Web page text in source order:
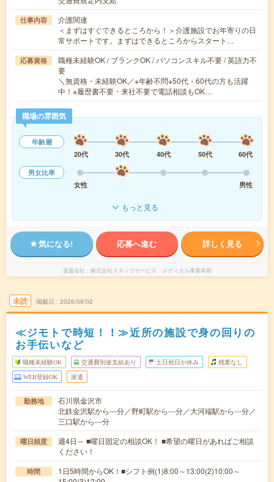
仕事内容
介護関連
＜まずはすぐできるところから！＞介護施設でお年寄りの日
常サポートです。まずはできるところからスタート…
応募資格
職種未経験OK / ブランクOK / パソコンスキル不要 / 英語力不
要
＼無資格・未経験OK／※年齢不問※50代・60代の方も活躍
中！※履歴書不要・来社不要で電話相談もOK…
職場の雰囲気
年齢層
20代
30代 40代 50代
60代
男女比率
女性
男性
もっと見る
気になる! 応募へ進む 詳しく見る
派遣会社 株式会社スタッフサービス メディカル事業本部
未読 掲載日 2026/08/02
≪ジモトで時短！！≫近所の施設で身の回りの
お手伝いなど
職種未経験OK 交通費別途支給あり 土日祝日が休み 残業なし
WEB登録OK 派遣
勤務地
石川県金沢市
北鉄金沢駅から---分／野町駅から---分／大河端駅から---分／
三口駅から---分
曜日頻度
週4日～ ■曜日固定の相談OK！ ■希望の曜日があればご相談
ください！
時間
1日5時間からOK！■シフト例(1)8:00～13:00(2)10:00～